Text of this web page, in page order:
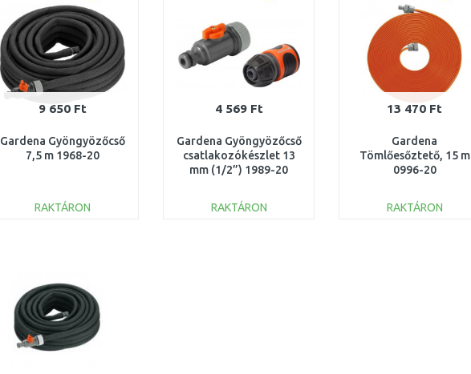
9 650 Ft
Gardena Gyöngyözőcső
7,5 m 1968-20
RAKTÁRON
4 569 Ft
Gardena Gyöngyözőcső
csatlakozókészlet 13
mm (1/2”) 1989-20
RAKTÁRON
13 470 Ft
Gardena
Tömlőesőztető, 15 m
0996-20
RAKTÁRON